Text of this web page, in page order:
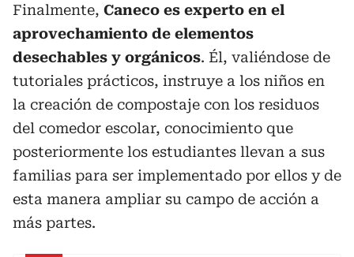
Finalmente, Caneco es experto en el
aprovechamiento de elementos
desechables y orgánicos. Él, valiéndose de
tutoriales prácticos, instruye a los niños en
la creación de compostaje con los residuos
del comedor escolar, conocimiento que
posteriormente los estudiantes llevan a sus
familias para ser implementado por ellos y de
esta manera ampliar su campo de acción a
más partes.